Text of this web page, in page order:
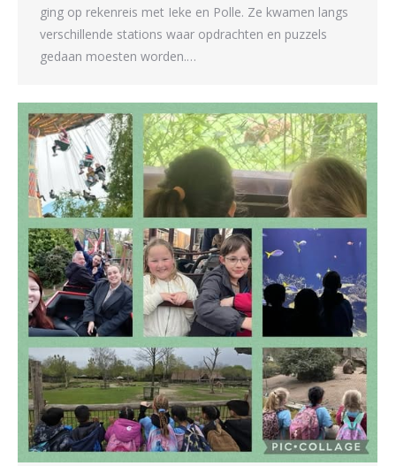
ging op rekenreis met Ieke en Polle. Ze kwamen langs
verschillende stations waar opdrachten en puzzels
gedaan moesten worden.…